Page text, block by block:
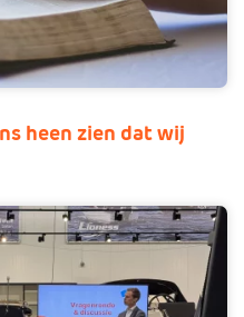
heen zien dat wij